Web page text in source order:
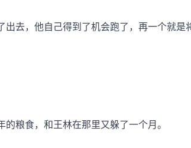
去，他自己得到了机会跑了，再一个就是
粮食，和王林在那里又躲了一个月。